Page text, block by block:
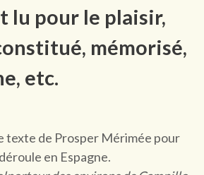
lu pour le plaisir,
mémorisé,
etc.
texte de Prosper Mérimée pour
en Espagne.